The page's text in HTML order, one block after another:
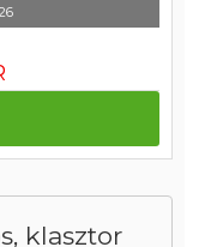
klasztor